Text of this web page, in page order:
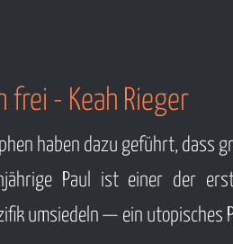
frei - Keah Rieger
haben dazu geführt, dass
Paul ist einer der
umsiedeln — ein utopisches